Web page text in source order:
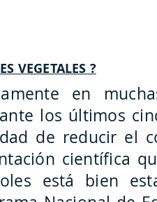
VEGETALES ?
en
los últimos
de reducir el
científica
está bien